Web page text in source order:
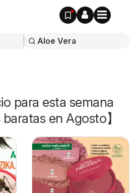
para esta semana
baratas en Agosto】